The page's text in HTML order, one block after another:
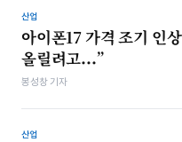
산업
아이폰17 가격 조기 인
올릴려고...”
봉성창 기자
산업